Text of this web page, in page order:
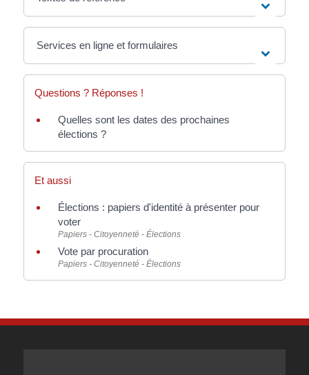
Services en ligne et formulaires
Questions ? Réponses !
Quelles sont les dates des prochaines
élections ?
Et aussi
Élections : papiers d'identité à présenter pour
voter
Papiers - Citoyenneté - Élections
Vote par procuration
Papiers - Citoyenneté - Élections